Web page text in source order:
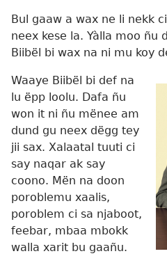
Bul gaaw a wax ne li nekk
neex kese la. Yàlla moo ñu
Biibël bi wax na ni mu koy
Waaye Biibël bi def na
lu ëpp loolu. Dafa ñu
won it ni ñu mënee am
dund gu neex dëgg tey
jii sax. Xalaatal tuuti ci
say naqar ak say
coono. Mën na doon
poroblemu xaalis,
poroblem ci sa njaboot,
feebar, mbaa mbokk
walla xarit bu gaañu.